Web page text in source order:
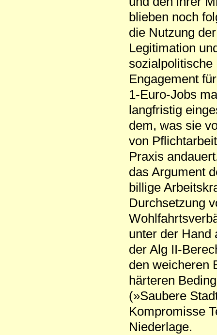
blieben noch
die Nutzung
Legitimation
sozialpolitische
Engagement
1-Euro-Jobs
langfristig
dem, was sie
von
Praxis
das Argument
billige
Durchsetzung
unter der Hand
der Alg II-
den weicheren
härteren
(»Saubere
Kompromisse
Niederlage.